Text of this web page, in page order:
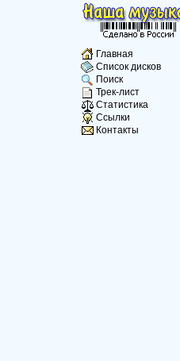
Главная
Список дисков
Поиск
Трек-лист
Статистика
Ссылки
Контакты